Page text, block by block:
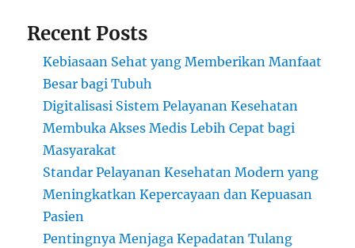
Recent Posts
Kebiasaan Sehat yang Memberikan Manfaat
Besar bagi Tubuh
Digitalisasi Sistem Pelayanan Kesehatan
Membuka Akses Medis Lebih Cepat bagi
Masyarakat
Standar Pelayanan Kesehatan Modern yang
Meningkatkan Kepercayaan dan Kepuasan
Pasien
Pentingnya Menjaga Kepadatan Tulang